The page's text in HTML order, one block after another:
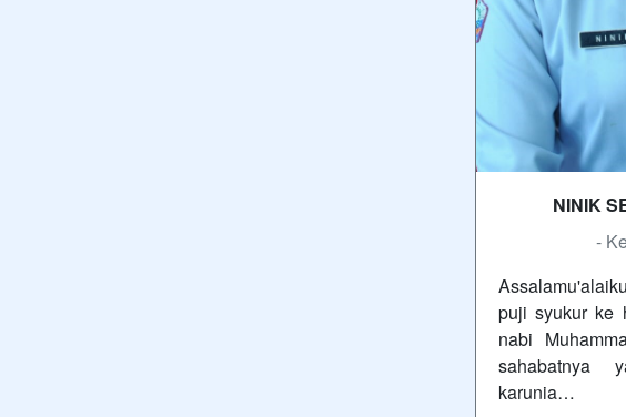
NINIK
-
puji syukur ke
nabi
sahabatnya
karunia…